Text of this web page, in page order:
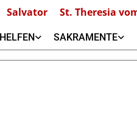
Salvator St. Theresia
SAKRAMENTE